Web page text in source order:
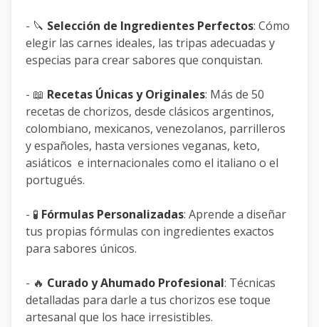
- 🔪 Selección de Ingredientes Perfectos: Cómo
elegir las carnes ideales, las tripas adecuadas y
especias para crear sabores que conquistan.
- 📖 Recetas Únicas y Originales: Más de 50
recetas de chorizos, desde clásicos argentinos,
colombiano, mexicanos, venezolanos, parrilleros
y españoles, hasta versiones veganas, keto,
asiáticos e internacionales como el italiano o el
portugués.
- 🧪 Fórmulas Personalizadas: Aprende a diseñar
tus propias fórmulas con ingredientes exactos
para sabores únicos.
- 🔥 Curado y Ahumado Profesional: Técnicas
detalladas para darle a tus chorizos ese toque
artesanal que los hace irresistibles.